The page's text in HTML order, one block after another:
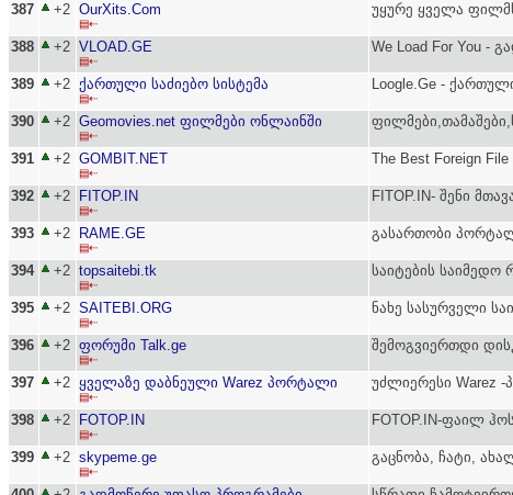
387 +2 OurXits.Com
▤⇠
უყურე ყველა
388 +2 VLOAD.GE
▤⇠
We Load For You -
389 +2 ქართული საძიებო სისტემა
▤⇠
Loogle.Ge -
390 +2 Geomovies.net ფილმები ონლაინში
▤⇠
391 +2 GOMBIT.NET
▤⇠
The Best Foreign File
392 +2 FITOP.IN
▤⇠
FITOP.IN- შენი
393 +2 RAME.GE
▤⇠
გასართობი
394 +2 topsaitebi.tk
▤⇠
საიტების საიმედო
395 +2 SAITEBI.ORG
▤⇠
ნახე სასურველი
396 +2 ფორუმი Talk.ge
▤⇠
შემოგვიერთდი
397 +2 ყველაზე დაბნეული Warez პორტალი
▤⇠
უძლიერესი Warez
398 +2 FOTOP.IN
▤⇠
FOTOP.IN-ფაილ
399 +2 skypeme.ge
▤⇠
გაცნობა, ჩატი,